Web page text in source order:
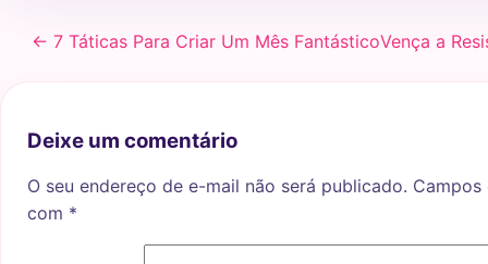
← 7 Táticas Para Criar Um Mês FantásticoVença a
Deixe um comentário
O seu endereço de e-mail não será publicado.
com *